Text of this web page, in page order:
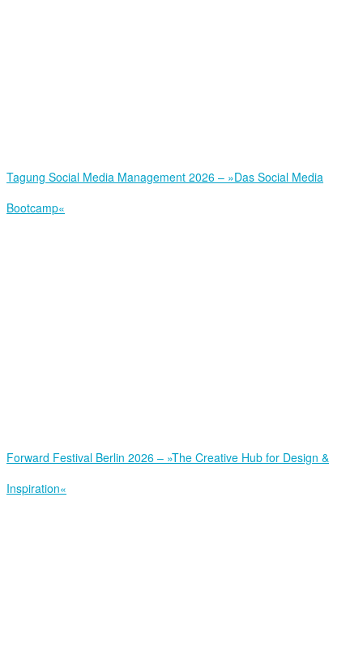
Tagung Social Media Management 2026 – »Das Social Media
Bootcamp«
Forward Festival Berlin 2026 – »The Creative Hub for Design &
Inspiration«